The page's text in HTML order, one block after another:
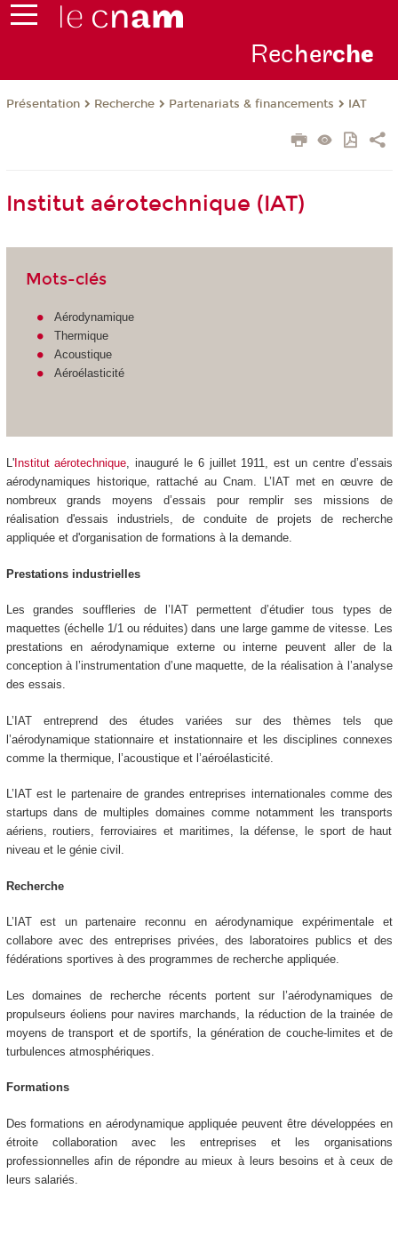
Recherche
Présentation Recherche Partenariats & financements IAT
Institut aérotechnique (IAT)
Mots-clés
Aérodynamique
Thermique
Acoustique
Aéroélasticité
L'Institut aérotechnique, inauguré le 6 juillet 1911, est un centre d’essais
aérodynamiques historique, rattaché au Cnam. L’IAT met en œuvre de
nombreux grands moyens d’essais pour remplir ses missions de
réalisation d'essais industriels, de conduite de projets de recherche
appliquée et d'organisation de formations à la demande.
Prestations industrielles
Les grandes souffleries de l’IAT permettent d’étudier tous types de
maquettes (échelle 1/1 ou réduites) dans une large gamme de vitesse. Les
prestations en aérodynamique externe ou interne peuvent aller de la
conception à l’instrumentation d’une maquette, de la réalisation à l’analyse
des essais.
L’IAT entreprend des études variées sur des thèmes tels que
l’aérodynamique stationnaire et instationnaire et les disciplines connexes
comme la thermique, l’acoustique et l’aéroélasticité.
L’IAT est le partenaire de grandes entreprises internationales comme des
startups dans de multiples domaines comme notamment les transports
aériens, routiers, ferroviaires et maritimes, la défense, le sport de haut
niveau et le génie civil.
Recherche
L’IAT est un partenaire reconnu en aérodynamique expérimentale et
collabore avec des entreprises privées, des laboratoires publics et des
fédérations sportives à des programmes de recherche appliquée.
Les domaines de recherche récents portent sur l’aérodynamiques de
propulseurs éoliens pour navires marchands, la réduction de la trainée de
moyens de transport et de sportifs, la génération de couche-limites et de
turbulences atmosphériques.
Formations
Des formations en aérodynamique appliquée peuvent être développées en
étroite collaboration avec les entreprises et les organisations
professionnelles afin de répondre au mieux à leurs besoins et à ceux de
leurs salariés.